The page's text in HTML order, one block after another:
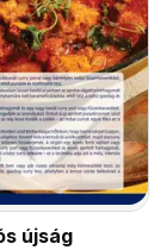
újság